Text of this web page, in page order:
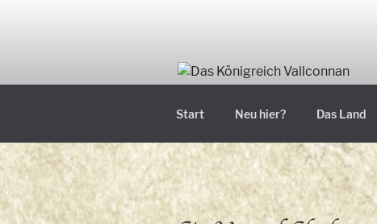
Start Neu hier? Das Land